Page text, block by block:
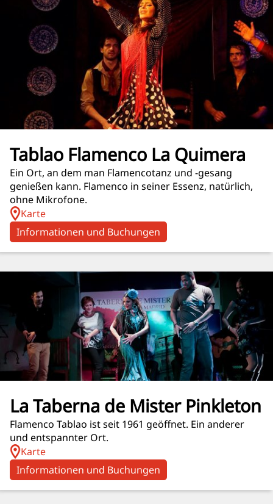
Tablao Flamenco La Quimera
Ein Ort, an dem man Flamencotanz und -gesang
genießen kann. Flamenco in seiner Essenz, natürlich,
ohne Mikrofone.
Karte
Informationen und Buchungen
La Taberna de Mister Pinkleton
Flamenco Tablao ist seit 1961 geöffnet. Ein anderer
und entspannter Ort.
Karte
Informationen und Buchungen